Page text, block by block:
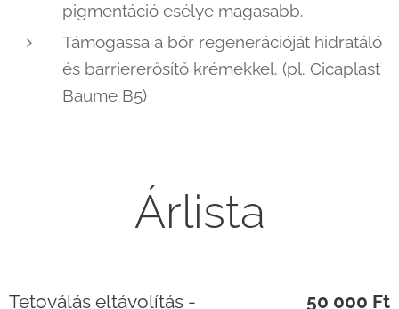
pigmentáció esélye magasabb.
Támogassa a bőr regenerációját hidratáló
és barriererősítő krémekkel. (pl. Cicaplast
Baume B5)
Árlista
Tetoválás eltávolítás - 50 000 Ft